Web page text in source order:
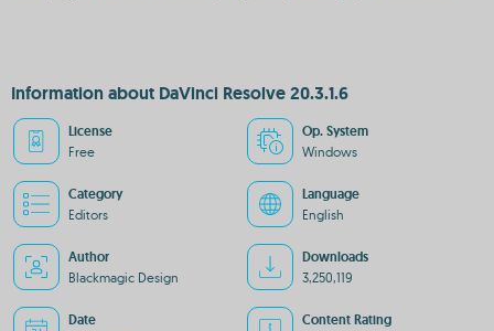
Information about DaVinci Resolve 20.3.1.6
License
Free
Op. System
Windows
Category
Editors
Language
English
Author
Blackmagic Design
Downloads
3,250,119
Date Content Rating